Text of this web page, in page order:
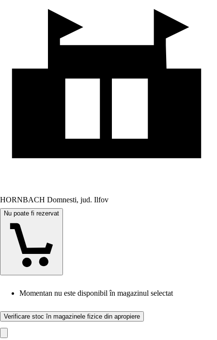
HORNBACH Domnesti, jud. Ilfov
Nu poate fi rezervat
Momentan nu este disponibil în magazinul selectat
Verificare stoc în magazinele fizice din apropiere